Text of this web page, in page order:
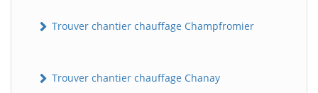
Trouver chantier chauffage Champfromier
Trouver chantier chauffage Chanay